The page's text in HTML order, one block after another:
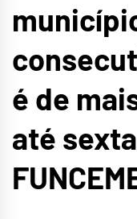
é de
até